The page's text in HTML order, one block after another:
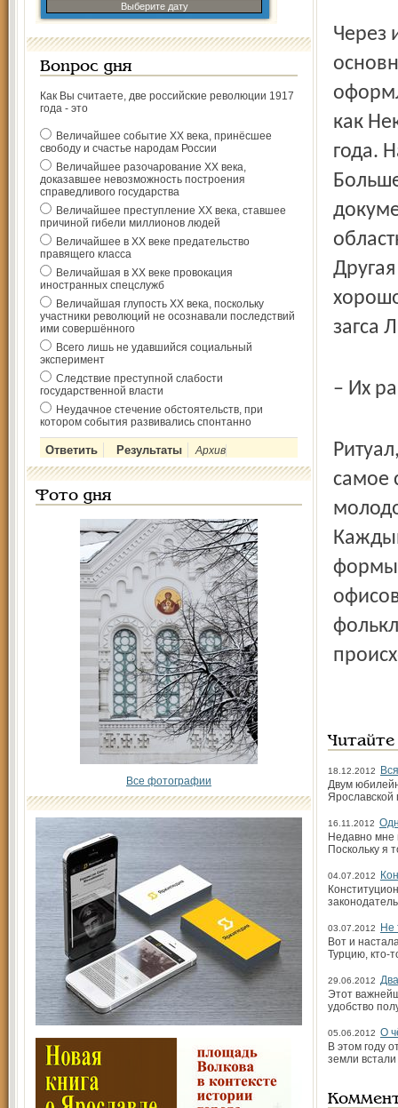
Выберите дату
Вопрос дня
Как Вы считаете, две российские революции 1917
года - это
Величайшее событие ХХ века, принёсшее
свободу и счастье народам России
Величайшее разочарование ХХ века,
доказавшее невозможность построения
справедливого государства
Величайшее преступление ХХ века, ставшее
причиной гибели миллионов людей
Величайшее в ХХ веке предательство
правящего класса
Величайшая в ХХ веке провокация
иностранных спецслужб
Величайшая глупость ХХ века, поскольку
участники революций не осознавали последствий
ими совершённого
Всего лишь не удавшийся социальный
эксперимент
Следствие преступной слабости
государственной власти
Неудачное стечение обстоятельств, при
котором события развивались спонтанно
Архив
Фото дня
Все фотографии
Через
как
года.
загса
– Их
самое
формы
18.12.2012
Двум
Ярославской
16.11.2012
Недавно мне
Поскольку я
04.07.2012
03.07.2012
Не
Вот и
Турцию, кто-
29.06.2012
Этот
удобство
05.06.2012 О
В этом году
земли